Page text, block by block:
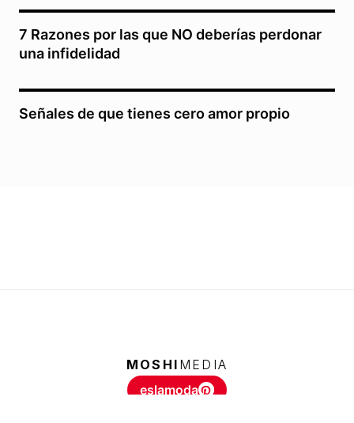
7 Razones por las que NO deberías perdonar
una infidelidad
Señales de que tienes cero amor propio
MOSHI MEDIA
eslamoda